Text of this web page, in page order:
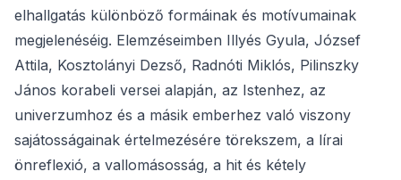
elhallgatás különböző formáinak és motívumainak
megjelenéséig. Elemzéseimben Illyés Gyula, József
Attila, Kosztolányi Dezső, Radnóti Miklós, Pilinszky
János korabeli versei alapján, az Istenhez, az
univerzumhoz és a másik emberhez való viszony
sajátosságainak értelmezésére törekszem, a lírai
önreflexió, a vallomásosság, a hit és kétely